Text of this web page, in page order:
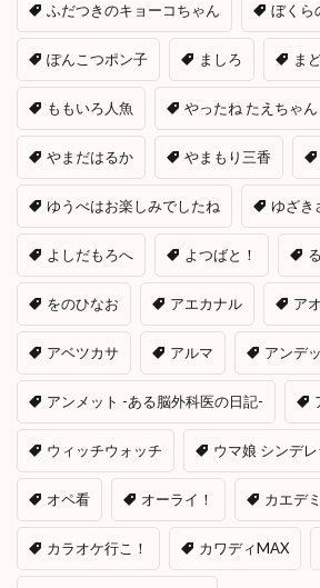
ふだつきのキョーコちゃん ぼくら
ぽんこつポン子 ましろ ま
ももいろ人魚 やったね たえちゃん
やまだはるか やまもり三香
ゆうべはお楽しみでしたね ゆざき
よしだもろへ よつばと！
をのひなお アエカナル ア
アベツカサ アルマ アンデ
アンメット -ある脳外科医の日記-
ウィッチウォッチ ウマ娘 シンデ
オペ看 オーライ！ カエデ
カラオケ行こ！ カワディMAX